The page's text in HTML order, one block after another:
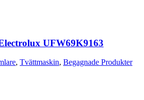
UFW69K9163
, Tvättmaskin, Begagnade Produkter